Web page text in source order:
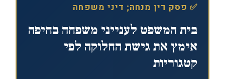
✅ פסק דין מנחה; דיני משפחה
בית המשפט לענייני משפחה בחיפה
אימץ את גישת החלוקה לפי
קטגוריות